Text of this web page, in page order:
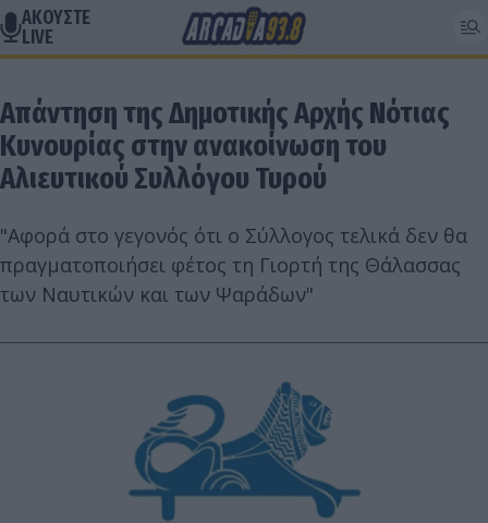
ΑΚΟΥΣΤΕ
LIVE
Απάντηση της Δημοτικής Αρχής Νότιας
Κυνουρίας στην ανακοίνωση του
Αλιευτικού Συλλόγου Τυρού
"Αφορά στο γεγονός ότι ο Σύλλογος τελικά δεν θα
πραγματοποιήσει φέτος τη Γιορτή της Θάλασσας
των Ναυτικών και των Ψαράδων"